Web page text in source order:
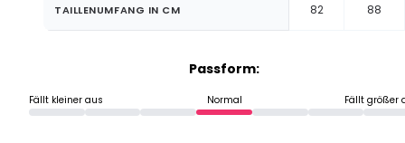
TAILLENUMFANG IN CM 82 88
Passform:
Fällt kleiner aus Normal Fällt größer